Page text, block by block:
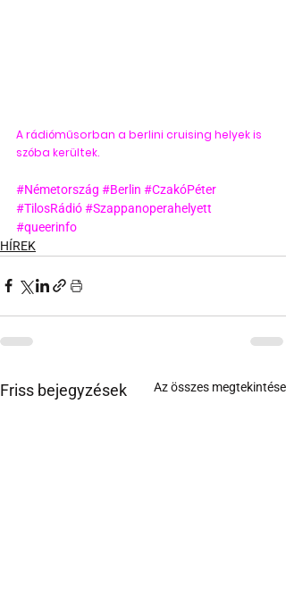
A rádióműsorban a berlini cruising helyek is
szóba kerültek.
#Németország #Berlin #CzakóPéter
#TilosRádió#Szappanoperahelyett
#queerinfo
HÍREK
Friss bejegyzések Az összes megtekintése